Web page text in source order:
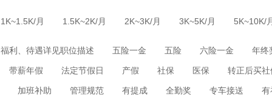
1K~1.5K/月 1.5K~2K/月 2K~3K/月 3K~5K/月 5K~10K/
福利、待遇详见职位描述 五险一金 五险 六险一金 年终
带薪年假 法定节假日 产假 社保 医保 转正后买社
加班补助 管理规范 有提成 全勤奖 专车接送 有